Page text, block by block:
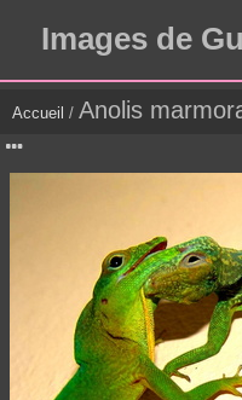
Images de
Accueil / Anolis